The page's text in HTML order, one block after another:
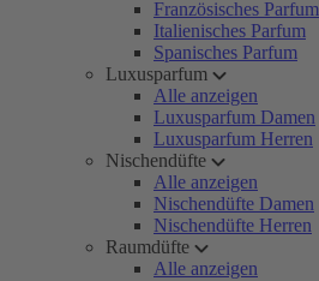
Französisches Parfum
Italienisches Parfum
Spanisches Parfum
Luxusparfum
Alle anzeigen
Luxusparfum Damen
Luxusparfum Herren
Nischendüfte
Alle anzeigen
Nischendüfte Damen
Nischendüfte Herren
Raumdüfte
Alle anzeigen